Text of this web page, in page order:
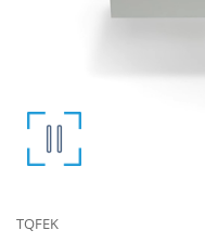
TQFEK